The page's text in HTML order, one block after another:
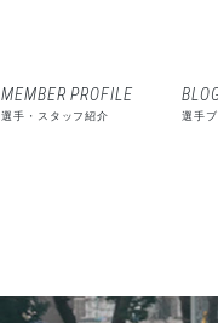
MEMBER PROFILE
選手・スタッフ紹介 選手